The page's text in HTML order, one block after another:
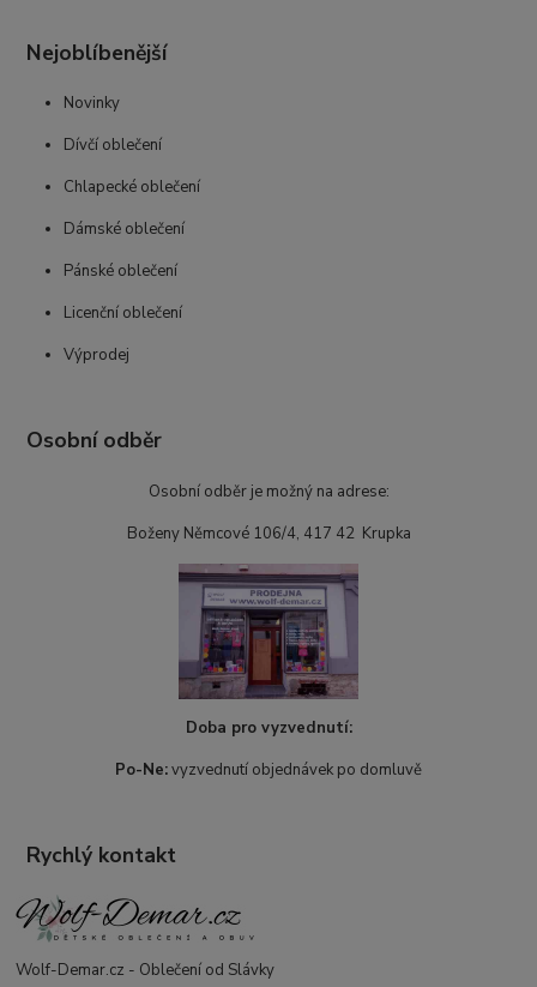
Nejoblíbenější
Novinky
Dívčí oblečení
Chlapecké oblečení
Dámské oblečení
Pánské oblečení
Licenční oblečení
Výprodej
Osobní odběr
Osobní odběr je možný na adrese:
Boženy Němcové 106/4, 417 42 Krupka
Doba pro vyzvednutí:
Po-Ne:vyzvednutí objednávek po domluvě
Rychlý kontakt
Wolf-Demar.cz - Oblečení od Slávky